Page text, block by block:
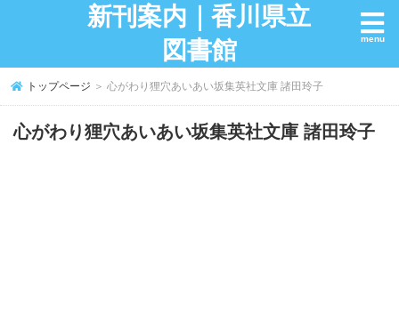
新刊案内｜香川県立
図書館
トップページ ＞ 心がわり狸穴あいあい坂集英社文庫 諸田玲子
心がわり狸穴あいあい坂集英社文庫 諸田玲子